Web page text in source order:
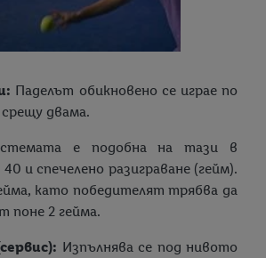
Паделът обикновено се играе по
двама.
е подобна на тази в
и спечелено разиграване (гейм).
като победителят трябва да
поне 2 гейма.
Изпълнява се под нивото